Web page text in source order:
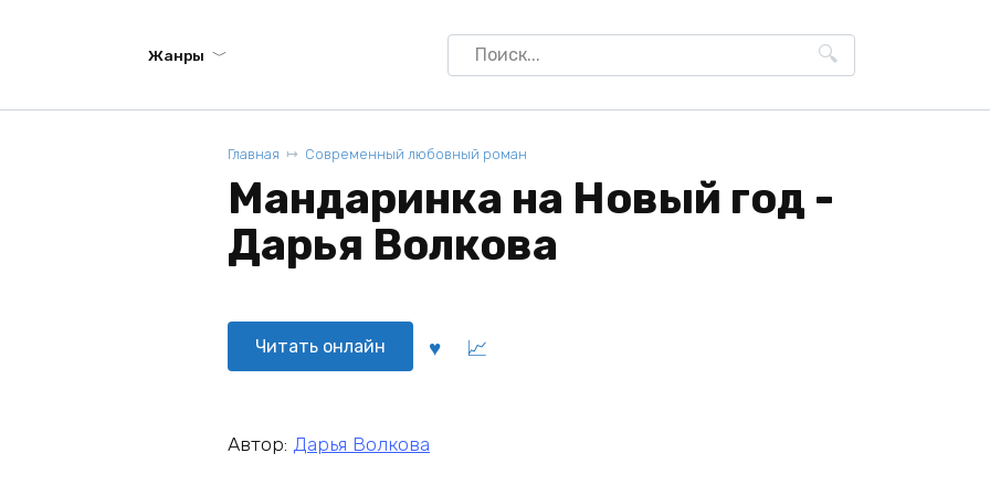
Жанры
Search
for:
Главная Современный любовный роман
Мандаринка на Новый год -
Дарья Волкова
Читать онлайн
Автор: Дарья Волкова